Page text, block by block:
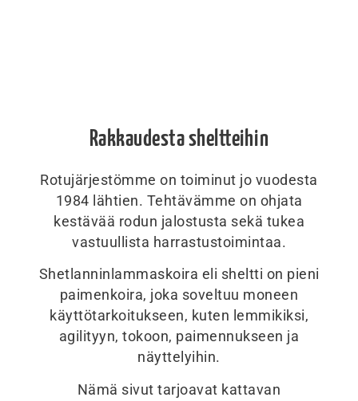
Rakkaudesta sheltteihin
Rotujärjestömme on toiminut jo vuodesta
1984 lähtien. Tehtävämme on ohjata
kestävää rodun jalostusta sekä tukea
vastuullista harrastustoimintaa.
Shetlanninlammaskoira eli sheltti on pieni
paimenkoira, joka soveltuu moneen
käyttötarkoitukseen, kuten lemmikiksi,
agilityyn, tokoon, paimennukseen ja
näyttelyihin.
Nämä sivut tarjoavat kattavan